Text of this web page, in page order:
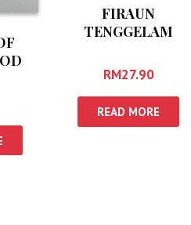
FIRAUN
TENGGELAM
MERAH
RM27.90
READ MORE